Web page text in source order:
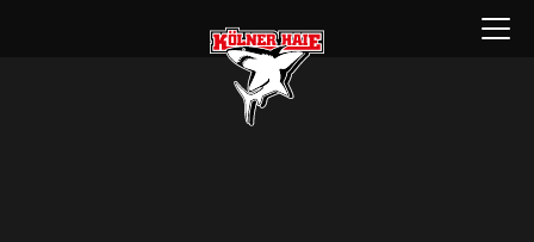
Menü
öffnen